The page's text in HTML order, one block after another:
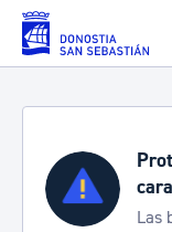
Saltar al contenido
Las